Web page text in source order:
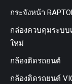
กระจังหน้า
กล่องควบคุมระบบ
ใหม่
กล้องติดรถยนต์
กล้องติดรถยนต์